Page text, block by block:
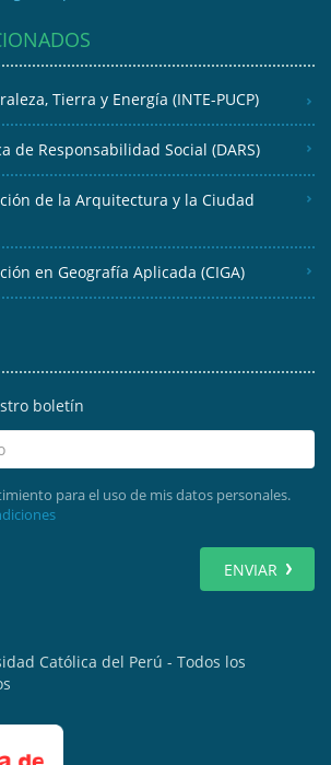
Tierra y Energía (INTE-PUCP)
de Responsabilidad Social (DARS)
de la Arquitectura y la Ciudad
en Geografía Aplicada (CIGA)
boletín
para el uso de mis datos personales.
ENVIAR
Católica del Perú - Todos los